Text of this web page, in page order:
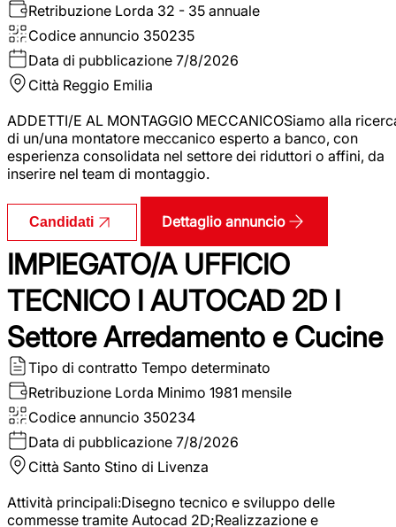
Retribuzione Lorda 32 - 35 annuale
Codice annuncio 350235
Data di pubblicazione 7/8/2026
Città Reggio Emilia
ADDETTI/E AL MONTAGGIO MECCANICOSiamo alla
di un/una montatore meccanico esperto a banco, con
esperienza consolidata nel settore dei riduttori o affini, da
inserire nel team di montaggio.
Candidati Dettaglio annuncio
IMPIEGATO/A UFFICIO
TECNICO I AUTOCAD 2D I
Settore Arredamento e Cucine
Tipo di contratto Tempo determinato
Retribuzione Lorda Minimo 1981 mensile
Codice annuncio 350234
Data di pubblicazione 7/8/2026
Città Santo Stino di Livenza
Attività principali:Disegno tecnico e sviluppo delle
commesse tramite Autocad 2D;Realizzazione e